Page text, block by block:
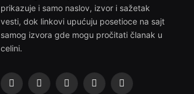
prikazuje i samo naslov, izvor i sažetak
vesti, dok linkovi upućuju posetioce na sajt
samog izvora gde mogu pročitati članak u
celini.
Facebook
X InstagramPinterestYouTube